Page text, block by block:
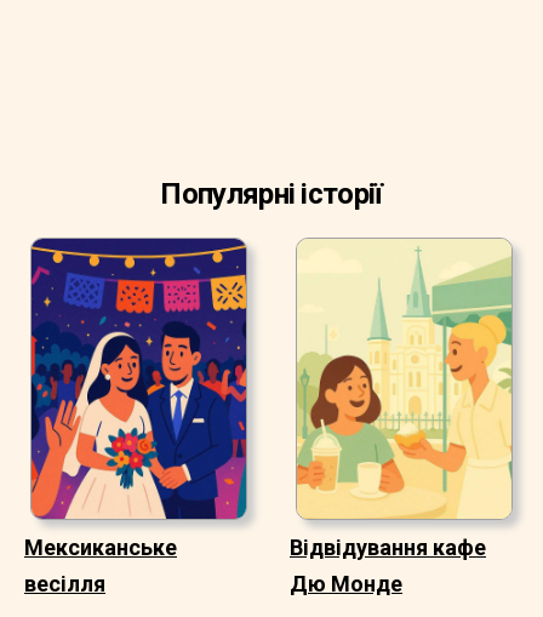
Популярні історії
Мексиканське
весілля
Відвідування кафе
Дю Монде